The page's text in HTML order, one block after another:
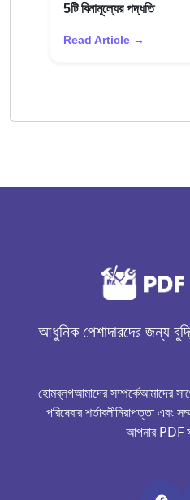
5টি বিনামূল্যের পদ্ধতি
Read Article →
আধুনিক পেশাদারদের জন্য
হোমব্লগআমাদের সম্পর্কেআমাদের
পরিষেবার শর্তাবলীনিরাপত্তা এবং
আপনার PDF